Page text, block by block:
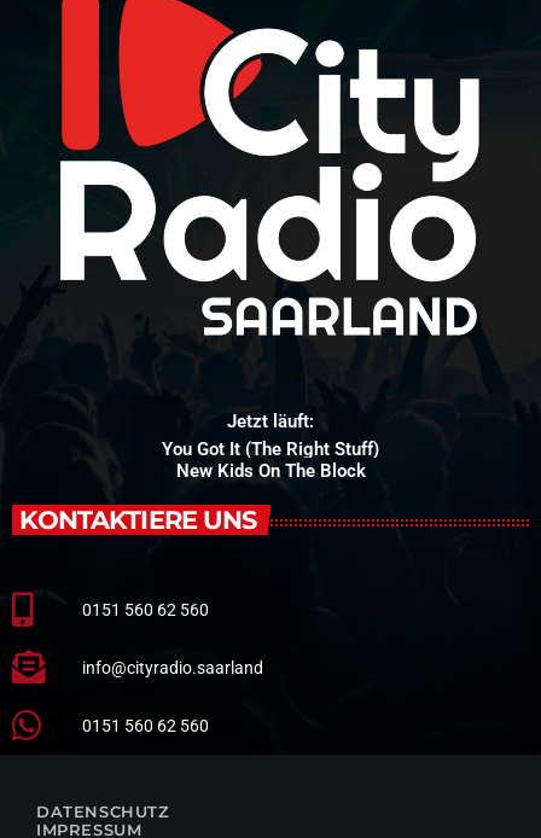
Jetzt läuft:
You Got It (The Right Stuff)
New Kids On The Block
KONTAKTIERE UNS
0151 560 62 560
info@cityradio.saarland
0151 560 62 560
DATENSCHUTZ
IMPRESSUM